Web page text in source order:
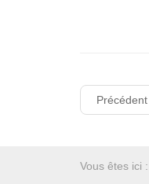
Précédent
Vous êtes ici :